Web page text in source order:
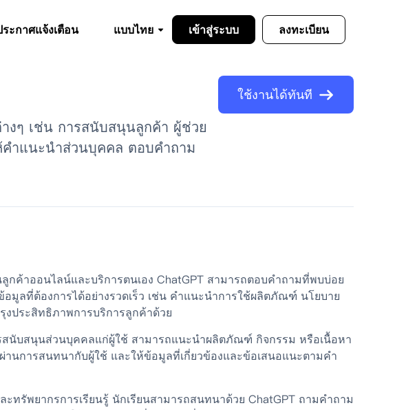
ะกาศแจ้งเตือน แบบไทย เข้าสู่ระบบ ลงทะเบียน
งๆ เช่น การสนับสนุนลูกค้า ผู้ช่วย
ำแนะนำส่วนบุคคล ตอบคำถาม
ใช้งานได้ทันที
ค้าออนไลน์และบริการตนเอง ChatGPT สามารถตอบคำถามที่พบบ่อย
มูลที่ต้องการได้อย่างรวดเร็ว เช่น คำแนะนำการใช้ผลิตภัณฑ์ นโยบาย
งประสิทธิภาพการบริการลูกค้าด้วย
สนับสนุนส่วนบุคคลแก่ผู้ใช้ สามารถแนะนำผลิตภัณฑ์ กิจกรรม หรือเนื้อหา
นการสนทนากับผู้ใช้ และให้ข้อมูลที่เกี่ยวข้องและข้อเสนอแนะตามคำ
ทรัพยากรการเรียนรู้ นักเรียนสามารถสนทนาด้วย ChatGPT ถามคำถาม